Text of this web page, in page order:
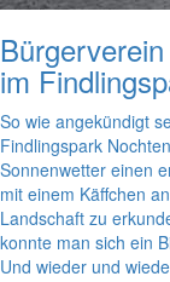
im
So wie angekündigt
Findlingspark
Sonnenwetter einen
mit einem Käffchen
Landschaft zu
konnte man sich ein
Und wieder und